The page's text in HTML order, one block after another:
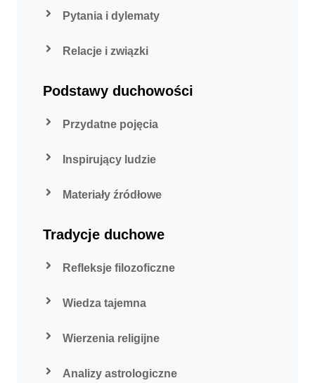
Pytania i dylematy
Relacje i związki
Podstawy duchowości
Przydatne pojęcia
Inspirujący ludzie
Materiały źródłowe
Tradycje duchowe
Refleksje filozoficzne
Wiedza tajemna
Wierzenia religijne
Analizy astrologiczne